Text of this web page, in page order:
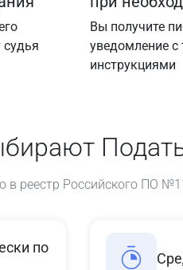
Вы получите
уведомление
инструкциями
в реестр Российского ПО
по